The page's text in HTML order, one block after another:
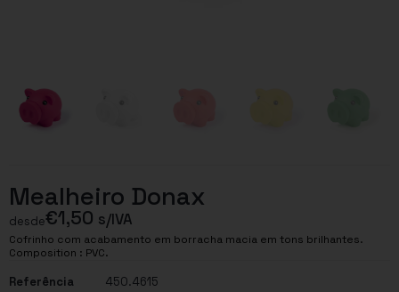
Mealheiro Donax
desde€1,50 s/IVA
Cofrinho com acabamento em borracha macia em tons brilhantes.
Composition : PVC.
Referência
450.4615